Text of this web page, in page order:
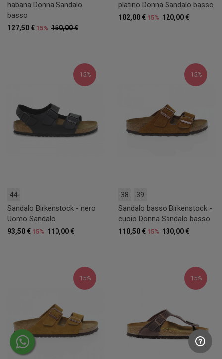
habana Donna Sandalo
basso
150,00 €
127,50 € 15%
platino Donna Sandalo basso
120,00 €
102,00 € 15%
15%
44
Sandalo Birkenstock - nero
Uomo Sandalo
110,00 €
93,50 € 15%
15%
38 39
Sandalo basso Birkenstock -
cuoio Donna Sandalo basso
130,00 €
110,50 € 15%
15% 15%